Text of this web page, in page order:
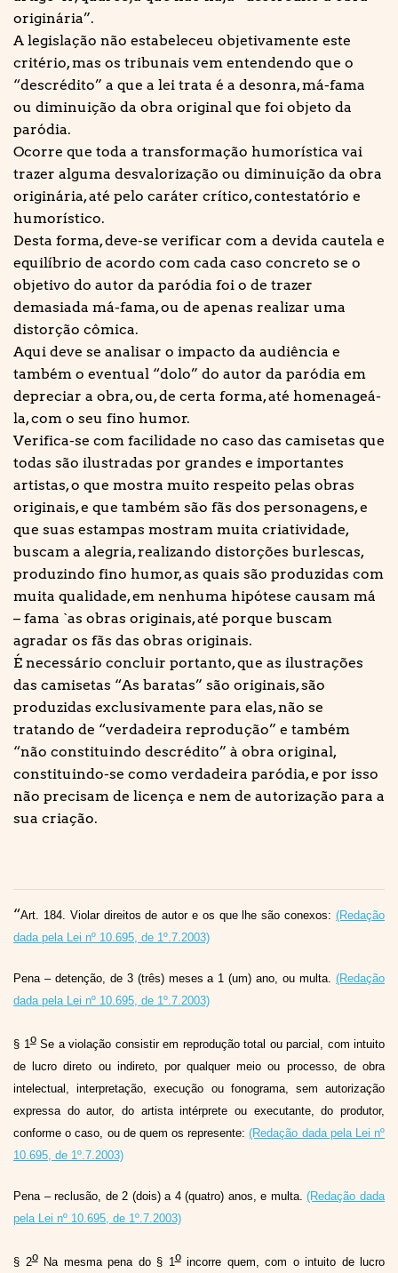
originária”.
A legislação não estabeleceu objetivamente este
critério, mas os tribunais vem entendendo que o
“descrédito” a que a lei trata é a desonra, má-fama
ou diminuição da obra original que foi objeto da
paródia.
Ocorre que toda a transformação humorística vai
trazer alguma desvalorização ou diminuição da obra
originária, até pelo caráter crítico, contestatório e
humorístico.
Desta forma, deve-se verificar com a devida cautela e
equilíbrio de acordo com cada caso concreto se o
objetivo do autor da paródia foi o de trazer
demasiada má-fama, ou de apenas realizar uma
distorção cômica.
Aqui deve se analisar o impacto da audiência e
também o eventual “dolo” do autor da paródia em
depreciar a obra, ou, de certa forma, até homenageá-
la, com o seu fino humor.
Verifica-se com facilidade no caso das camisetas que
todas são ilustradas por grandes e importantes
artistas, o que mostra muito respeito pelas obras
originais, e que também são fãs dos personagens, e
que suas estampas mostram muita criatividade,
buscam a alegria, realizando distorções burlescas,
produzindo fino humor, as quais são produzidas com
muita qualidade, em nenhuma hipótese causam má
– fama `as obras originais, até porque buscam
agradar os fãs das obras originais.
É necessário concluir portanto, que as ilustrações
das camisetas “As baratas” são originais, são
produzidas exclusivamente para elas, não se
tratando de “verdadeira reprodução” e também
“não constituindo descrédito” à obra original,
constituindo-se como verdadeira paródia, e por isso
não precisam de licença e nem de autorização para a
sua criação.
“Art. 184. Violar direitos de autor e os que lhe são conexos: (Redação
dada pela Lei nº 10.695, de 1º.7.2003)
Pena – detenção, de 3 (três) meses a 1 (um) ano, ou multa. (Redação
dada pela Lei nº 10.695, de 1º.7.2003)
§ 1oSe a violação consistir em reprodução total ou parcial, com intuito
de lucro direto ou indireto, por qualquer meio ou processo, de obra
intelectual, interpretação, execução ou fonograma, sem autorização
expressa do autor, do artista intérprete ou executante, do produtor,
conforme o caso, ou de quem os represente:(Redação dada pela Lei nº
10.695, de 1º.7.2003)
Pena – reclusão, de 2 (dois) a 4 (quatro) anos, e multa.(Redação dada
pela Lei nº 10.695, de 1º.7.2003)
§ 2oNa mesma pena do § 1oincorre quem, com o intuito de lucro